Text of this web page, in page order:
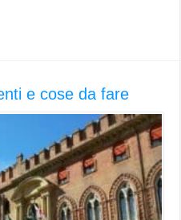
e cose da fare